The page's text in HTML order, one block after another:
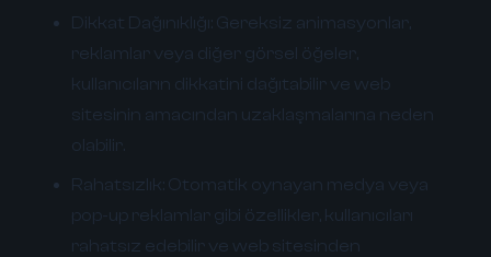
Dikkat Dağınıklığı: Gereksiz animasyonlar,
reklamlar veya diğer görsel öğeler,
kullanıcıların dikkatini dağıtabilir ve web
sitesinin amacından uzaklaşmalarına neden
olabilir.
Rahatsızlık: Otomatik oynayan medya veya
pop-up reklamlar gibi özellikler, kullanıcıları
rahatsız edebilir ve web sitesinden